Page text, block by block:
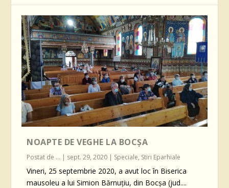
NOAPTE DE VEGHE LA BOCȘA
Postat de ... | sept. 29, 2020 | Speciale, Stiri Eparhiale
Vineri, 25 septembrie 2020, a avut loc în Biserica
mausoleu a lui Simion Bărnuțiu, din Bocșa (jud....